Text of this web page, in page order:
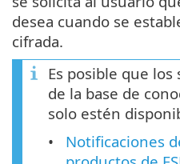
desea cuando se
cifrada.
Es posible que
de la base de
solo estén
Notificaciones